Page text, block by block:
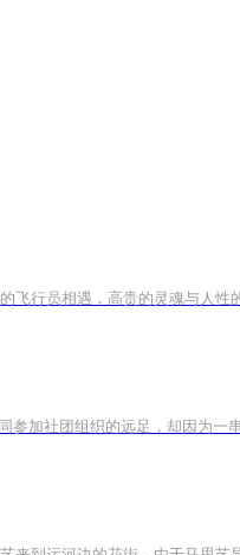
飞行员相遇，高贵的灵魂与人